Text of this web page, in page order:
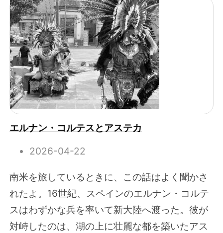
エルナン・コルテスとアステカ
2026-04-22
南米を旅しているときに、この話はよく聞かさ
れたよ。16世紀、スペインのエルナン・コルテ
スはわずかな兵を率いて新大陸へ渡った。彼が
対峙したのは、湖の上に壮麗な都を築いたアス